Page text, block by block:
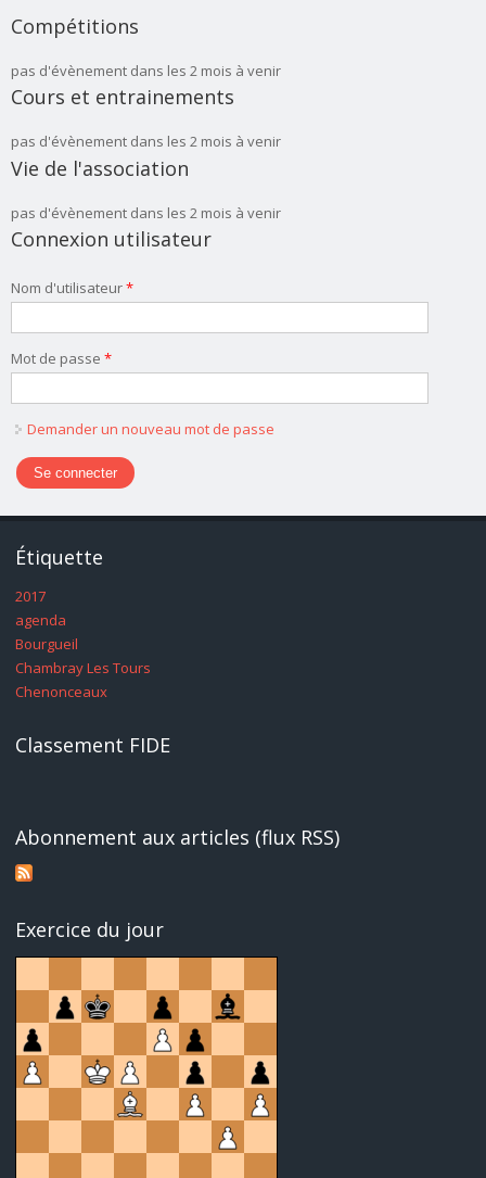
Compétitions
pas d'évènement dans les 2 mois à venir
Cours et entrainements
pas d'évènement dans les 2 mois à venir
Vie de l'association
pas d'évènement dans les 2 mois à venir
Connexion utilisateur
Nom d'utilisateur*
Mot de passe *
Demander un nouveau mot de passe
Étiquette
2017
agenda
Bourgueil
Chambray Les Tours
Chenonceaux
Classement FIDE
Abonnement aux articles (flux RSS)
Exercice du jour